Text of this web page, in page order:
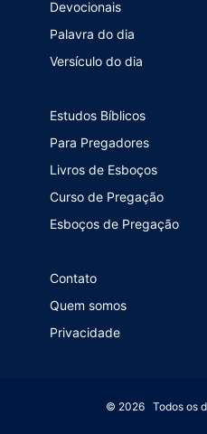
Devocionais
Palavra do dia
Versículo do dia
Estudos Bíblicos
Para Pregadores
Livros de Esboços
Curso de Pregação
Esboços de Pregação
Contato
Quem somos
Privacidade
© 2026 Todos os